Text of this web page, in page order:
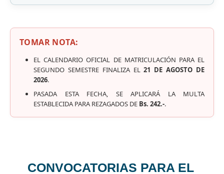
TOMAR NOTA:
EL CALENDARIO OFICIAL DE MATRICULACIÓN PARA EL
SEGUNDO SEMESTRE FINALIZA EL21 DE AGOSTO DE
2026.
PASADA ESTA FECHA, SE APLICARÁ LA MULTA
ESTABLECIDA PARA REZAGADOS DE Bs. 242.-.
CONVOCATORIAS PARA EL